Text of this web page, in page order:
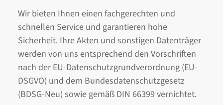
Wir bieten Ihnen einen fachgerechten und
schnellen Service und garantieren hohe
Sicherheit. Ihre Akten und sonstigen Datenträger
werden von uns entsprechend den Vorschriften
nach der EU-Datenschutzgrundverordnung (EU-
DSGVO) und dem Bundesdatenschutzgesetz
(BDSG-Neu) sowie gemäß DIN 66399 vernichtet.